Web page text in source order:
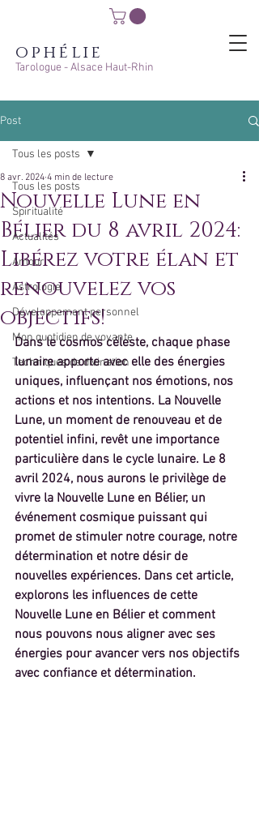
ophélie
Tarologue - Alsace Haut-Rhin
Post
Tous les posts
Spiritualité
Actualités
Amour
Astrologie
Développement personnel
Mon quotidien de voyante
Techniques de divination
Tous les posts
Nouvelle Lune en
Bélier du 8 avril 2024:
Libérez votre élan et
renouvelez vos
objectifs!
8 avr. 2024 4 min de lecture
Dans le cosmos céleste, chaque phase
lunaire apporte avec elle des énergies
uniques, influençant nos émotions, nos
actions et nos intentions. La Nouvelle
Lune, un moment de renouveau et de
potentiel infini, revêt une importance
particulière dans le cycle lunaire. Le 8
avril 2024, nous aurons le privilège de
vivre la Nouvelle Lune en Bélier, un
événement cosmique puissant qui
promet de stimuler notre courage, notre
détermination et notre désir de
nouvelles expériences. Dans cet article,
explorons les influences de cette
Nouvelle Lune en Bélier et comment
nous pouvons nous aligner avec ses
énergies pour avancer vers nos objectifs
avec confiance et détermination.